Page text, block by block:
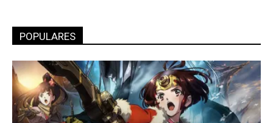
POPULARES